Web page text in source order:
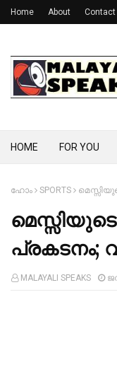
Home About Contact
HOME FOR YOU
ഹോം SPORTS
പ്രകടനം;
MALAYALI SPEAKS